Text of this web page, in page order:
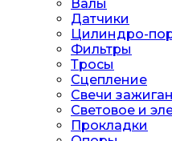
Валы
Датчики
Цилиндро-
Фильтры
Тросы
Сцепление
Свечи
Световое и
Прокладки